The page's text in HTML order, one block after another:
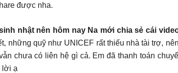
được nha.
nhật nên hôm nay Na mới chia sẻ cái
những quỹ như UNICEF rất thiếu nhà tài trợ,
chưa có liên hệ gì cả. Em đã thanh toán
lời ạ